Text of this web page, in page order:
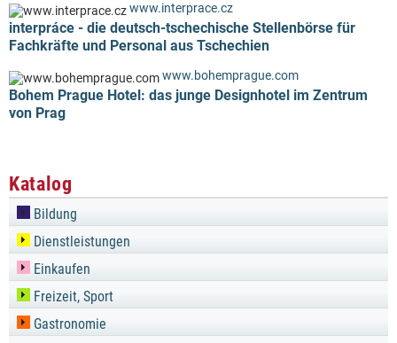
www.interprace.cz
interpráce - die deutsch-tschechische Stellenbörse für
Fachkräfte und Personal aus Tschechien
www.bohemprague.com
Bohem Prague Hotel: das junge Designhotel im Zentrum
von Prag
Katalog
Bildung
Dienstleistungen
Einkaufen
Freizeit, Sport
Gastronomie